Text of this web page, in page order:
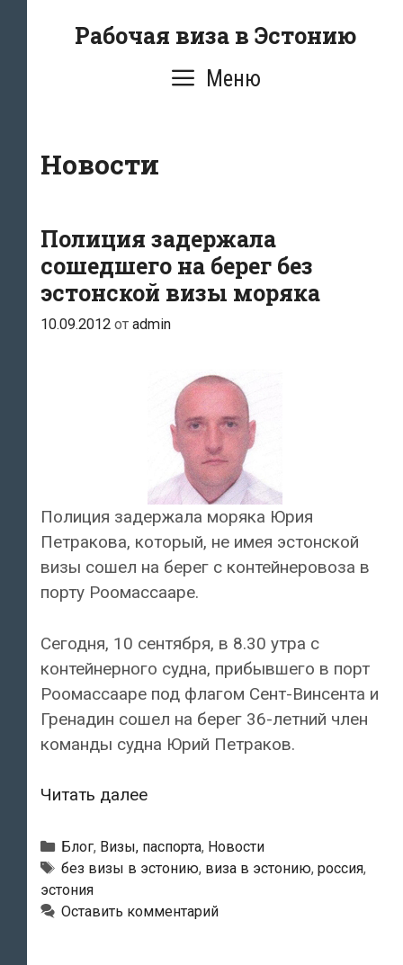
Рабочая виза в Эстонию
Меню
Новости
Полиция задержала
сошедшего на берег без
эстонской визы моряка
10.09.2012 от admin
Полиция задержала моряка Юрия
Петракова, который, не имея эстонской
визы сошел на берег с контейнеровоза в
порту Роомассааре.
Сегодня, 10 сентября, в 8.30 утра с
контейнерного судна, прибывшего в порт
Роомассааре под флагом Сент-Винсента и
Гренадин сошел на берег 36-летний член
команды судна Юрий Петраков.
Читать далееПолиция
сошедшего
на
без
Рубрики
Блог, Визы, паспорта, Новости
Метки
без визы в эстонию, виза в эстонию, россия,
эстония
Оставить комментарий